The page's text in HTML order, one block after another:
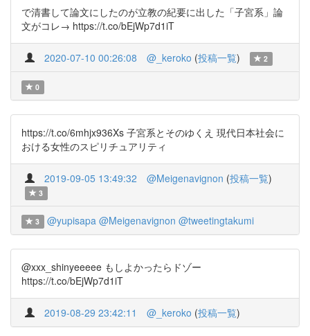
で清書して論文にしたのが立教の紀要に出した「子宮系」論
文がコレ→ https://t.co/bEjWp7d1iT
2020-07-10 00:26:08 @_keroko (投稿一覧) 2
0
https://t.co/6mhjx936Xs 子宮系とそのゆくえ 現代日本社会に
おける女性のスピリチュアリティ
2019-09-05 13:49:32 @Meigenavignon (投稿一覧)
3
3 @yupisapa @Meigenavignon @tweetingtakumi
@xxx_shinyeeeee もしよかったらドゾー
https://t.co/bEjWp7d1iT
2019-08-29 23:42:11 @_keroko (投稿一覧)